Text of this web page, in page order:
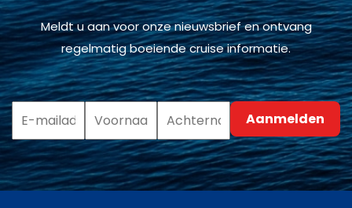
Meldt u aan voor onze nieuwsbrief en ontvang
regelmatig boeiende cruise informatie.